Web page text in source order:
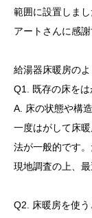
範囲に設置しま
アートさんに感謝
給湯器床暖房の
Q1. 既存の床を
A. 床の状態や構
一度はがして床
法が一般的です
現地調査の上、最
Q2. 床暖房を使